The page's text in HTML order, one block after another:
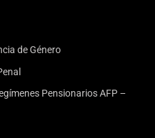
de Género
Pensionarios AFP –